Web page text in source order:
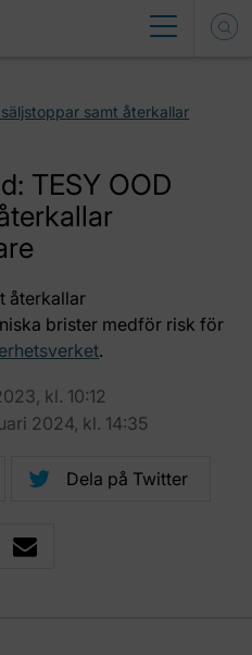
samt återkallar
TESY OOD
återkallar
brister medför risk för
.
kl. 10:12
2024, kl. 14:35
Dela på Twitter